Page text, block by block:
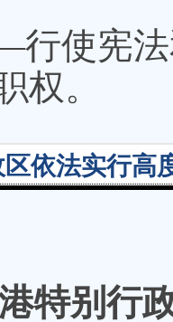
宪法和
权。
依法实行高
特别行